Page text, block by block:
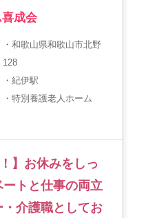
怠
一覧
方針
成会
・和歌山県和歌山市北野
128
・紀伊駅
・特別養護老人ホーム
】お休みをしっ
トと仕事の両立
介護職としてお